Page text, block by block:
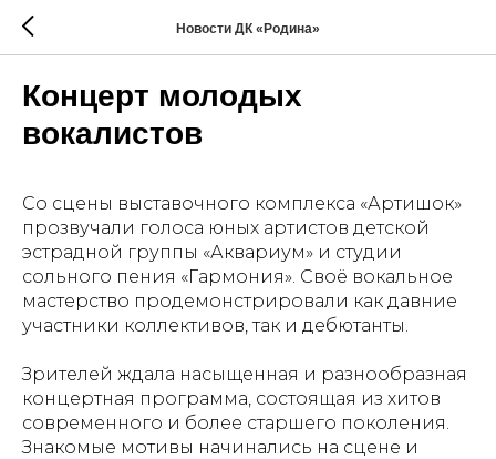
Новости ДК «Родина»
Концерт молодых
вокалистов
Со сцены выставочного комплекса «Артишок»
прозвучали голоса юных артистов детской
эстрадной группы «Аквариум» и студии
сольного пения «Гармония». Своё вокальное
мастерство продемонстрировали как давние
участники коллективов, так и дебютанты.
Зрителей ждала насыщенная и разнообразная
концертная программа, состоящая из хитов
современного и более старшего поколения.
Знакомые мотивы начинались на сцене и